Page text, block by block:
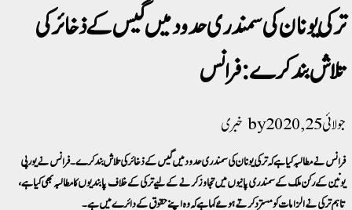
ترکی یونان کی سمندری حدود میں گیس کے ذخائرکی
تلاش بند کرے : فرانس
جولائی 25, 2020 خبری
فرانس نے مطالبہ کیا ہے کہ ترکی یونان کی سمندری حدود میں گیس کے ذخائرکی تلاش بند کرے۔فرانس نے یورپی
یونین کے رکن ملک کے سمندری پانیوں میں تجاوز کرنے کے لیے ترکی کے خلاف پابندیوں کا مطالبہ بھی کیا ہے،
تاہم ترکی نے الزامات کو مسترد کرتے ہوئے کہا ہے کہ وہ اپنے حقوق کے دائرے میں ہے۔